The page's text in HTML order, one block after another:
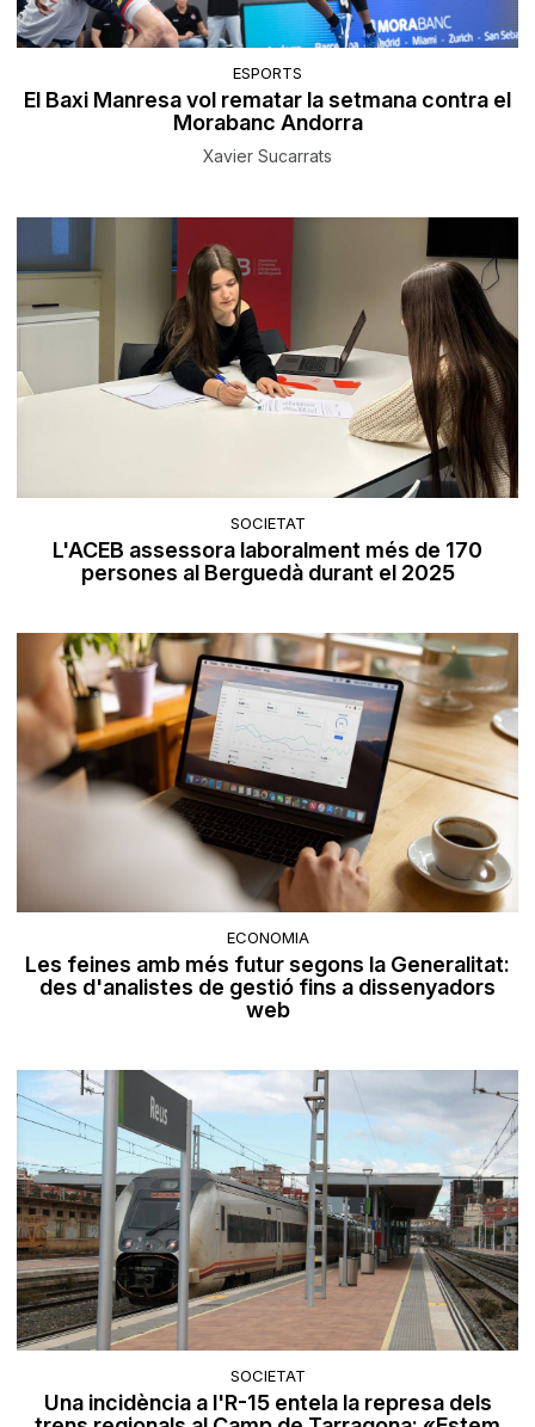
ESPORTS
El Baxi Manresa vol rematar la setmana contra el
Morabanc Andorra
Xavier Sucarrats
SOCIETAT
L'ACEB assessora laboralment més de 170
persones al Berguedà durant el 2025
ECONOMIA
Les feines amb més futur segons la Generalitat:
des d'analistes de gestió fins a dissenyadors
web
SOCIETAT
Una incidència a l'R-15 entela la represa dels